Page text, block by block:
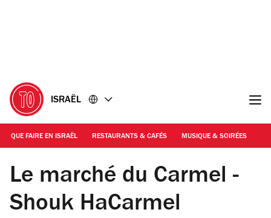
ISRAËL
QUE FAIRE EN ISRAËL RESTAURANTS & CAFÉS MUSIQUE & SOIRÉES
© Shutterstock
Le marché du Carmel -
Shouk HaCarmel